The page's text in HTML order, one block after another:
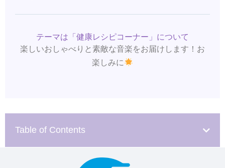
テーマは「健康レシピコーナー」について
楽しいおしゃべりと素敵な音楽をお届けします！お
楽しみに
Table of Contents